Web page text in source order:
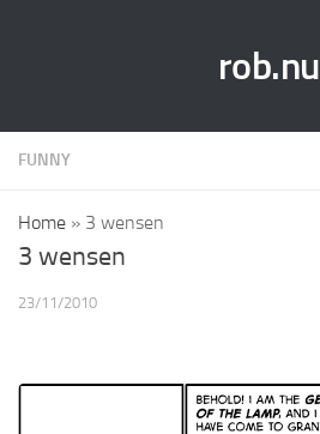
rob.nu
FUNNY
Home » 3 wensen
3 wensen
23/11/2010